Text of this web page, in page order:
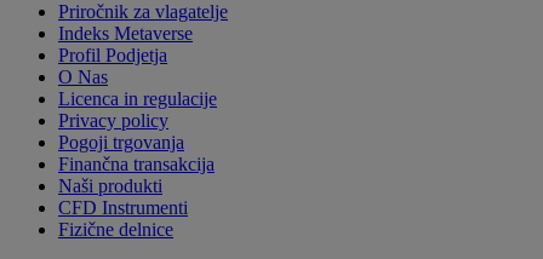
Priročnik za vlagatelje
Indeks Metaverse
Profil Podjetja
O Nas
Licenca in regulacije
Privacy policy
Pogoji trgovanja
Finančna transakcija
Naši produkti
CFD Instrumenti
Fizične delnice